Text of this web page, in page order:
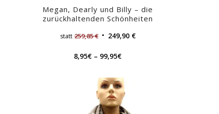
Megan, Dearly und Billy – die
zurückhaltenden Schönheiten
statt 259,85€ 249,90 €
8,95€ – 99,95€